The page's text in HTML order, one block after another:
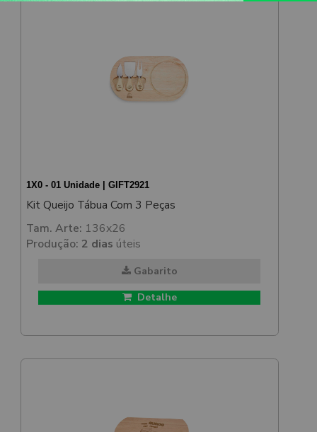
1X0 - 01 Unidade | GIFT2921
Kit Queijo Tábua Com 3 Peças
Tam. Arte: 136x26
Produção: 2 dias úteis
Gabarito
Detalhe